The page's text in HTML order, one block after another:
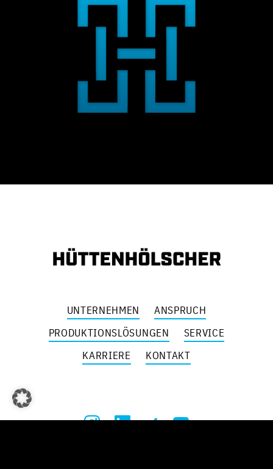
UNTERNEHMEN
ANSPRUCH
PRODUKTIONSLÖSUNGEN
SERVICE
KARRIERE
KONTAKT